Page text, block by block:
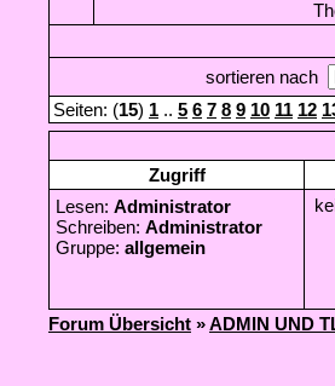
sortieren nach
Seiten: (15) 1 .. 5 6 7 8 9 10 11 12
Zugriff
Lesen: Administrator
Schreiben: Administrator
Gruppe: allgemein
Forum Übersicht »ADMIN UND